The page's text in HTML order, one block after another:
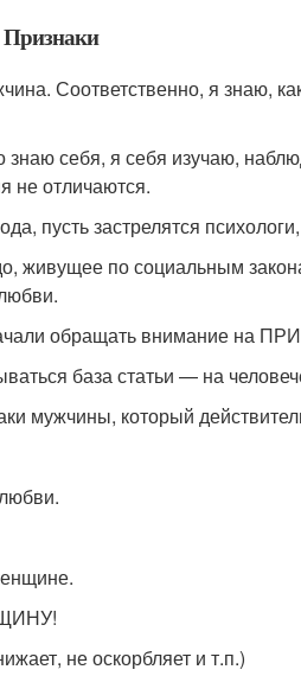
Соответственно, я знаю,
знаю себя, я себя изучаю,
не отличаются.
пусть застрелятся
живущее по социальным
обращать внимание на
база статьи — на
мужчины, который
не оскорбляет и т.п.)